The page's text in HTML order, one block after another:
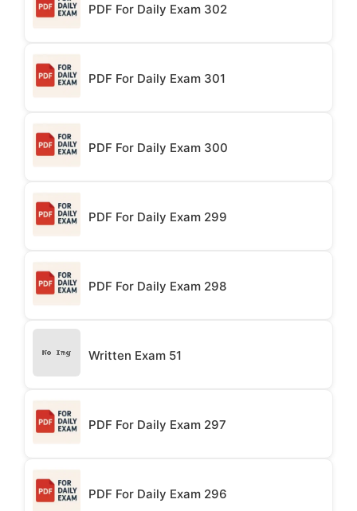
PDF For Daily Exam 302
PDF For Daily Exam 301
PDF For Daily Exam 300
PDF For Daily Exam 299
PDF For Daily Exam 298
Written Exam 51
PDF For Daily Exam 297
PDF For Daily Exam 296